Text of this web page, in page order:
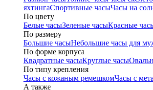
яхтингаСпортивные часыЧасы на
По цвету
Белые часыЗеленые часыКрасные
По размеру
Большие часыНебольшие часы для
По форме корпуса
Квадратные часыКруглые часы
По типу крепления
Часы с кожаным ремешкомЧасы с
А также